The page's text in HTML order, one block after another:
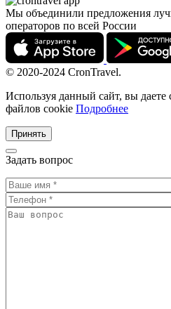
Мы объединили предложения
операторов по всей России
© 2020-2024 CronTravel.
Используя данный сайт, вы даете
файлов cookie Подробнее
Принять
Задать вопрос